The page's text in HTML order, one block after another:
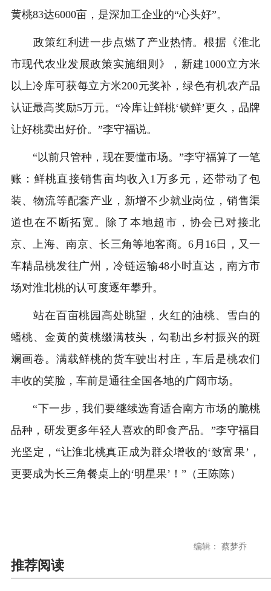
黄桃83达6000亩，是深加工企业的“心头好”。
政策红利进一步点燃了产业热情。根据《淮北
市现代农业发展政策实施细则》，新建1000立方米
以上冷库可获每立方米200元奖补，绿色有机农产品
认证最高奖励5万元。“冷库让鲜桃‘锁鲜’更久，品牌
让好桃卖出好价。”李守福说。
“以前只管种，现在要懂市场。”李守福算了一笔
账：鲜桃直接销售亩均收入1万多元，还带动了包
装、物流等配套产业，新增不少就业岗位，销售渠
道也在不断拓宽。除了本地超市，协会已对接北
京、上海、南京、长三角等地客商。6月16日，又一
车精品桃发往广州，冷链运输48小时直达，南方市
场对淮北桃的认可度逐年攀升。
站在百亩桃园高处眺望，火红的油桃、雪白的
蟠桃、金黄的黄桃缀满枝头，勾勒出乡村振兴的斑
斓画卷。满载鲜桃的货车驶出村庄，车后是桃农们
丰收的笑脸，车前是通往全国各地的广阔市场。
“下一步，我们要继续选育适合南方市场的脆桃
品种，研发更多年轻人喜欢的即食产品。”李守福目
光坚定，“让淮北桃真正成为群众增收的‘致富果’，
更要成为长三角餐桌上的‘明星果’！”（王陈陈）
编辑： 蔡梦乔
推荐阅读